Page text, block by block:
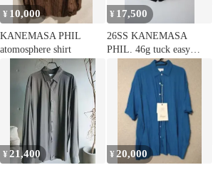
¥ 10,000
KANEMASA PHIL
atomosphere shirt
¥ 17,500
26SS KANEMASA
PHIL. 46g tuck easy
¥21,400 ¥20,000